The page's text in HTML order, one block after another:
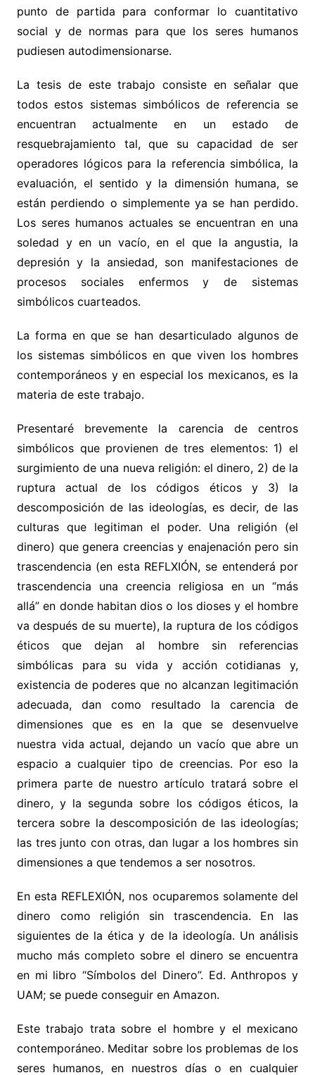
punto de partida para conformar lo cuantitativo
social y de normas para que los seres humanos
pudiesen autodimensionarse.
La tesis de este trabajo consiste en señalar que
todos estos sistemas simbólicos de referencia se
encuentran actualmente en un estado de
resquebrajamiento tal, que su capacidad de ser
operadores lógicos para la referencia simbólica, la
evaluación, el sentido y la dimensión humana, se
están perdiendo o simplemente ya se han perdido.
Los seres humanos actuales se encuentran en una
soledad y en un vacío, en el que la angustia, la
depresión y la ansiedad, son manifestaciones de
procesos sociales enfermos y de sistemas
simbólicos cuarteados.
La forma en que se han desarticulado algunos de
los sistemas simbólicos en que viven los hombres
contemporáneos y en especial los mexicanos, es la
materia de este trabajo.
Presentaré brevemente la carencia de centros
simbólicos que provienen de tres elementos: 1) el
surgimiento de una nueva religión: el dinero, 2) de la
ruptura actual de los códigos éticos y 3) la
descomposición de las ideologías, es decir, de las
culturas que legitiman el poder. Una religión (el
dinero) que genera creencias y enajenación pero sin
trascendencia (en esta REFLXIÓN, se entenderá por
trascendencia una creencia religiosa en un “más
allá” en donde habitan dios o los dioses y el hombre
va después de su muerte), la ruptura de los códigos
éticos que dejan al hombre sin referencias
simbólicas para su vida y acción cotidianas y,
existencia de poderes que no alcanzan legitimación
adecuada, dan como resultado la carencia de
dimensiones que es en la que se desenvuelve
nuestra vida actual, dejando un vacío que abre un
espacio a cualquier tipo de creencias. Por eso la
primera parte de nuestro artículo tratará sobre el
dinero, y la segunda sobre los códigos éticos, la
tercera sobre la descomposición de las ideologías;
las tres junto con otras, dan lugar a los hombres sin
dimensiones a que tendemos a ser nosotros.
En esta REFLEXIÓN, nos ocuparemos solamente del
dinero como religión sin trascendencia. En las
siguientes de la ética y de la ideología. Un análisis
mucho más completo sobre el dinero se encuentra
en mi libro “Símbolos del Dinero”. Ed. Anthropos y
UAM; se puede conseguir en Amazon.
Este trabajo trata sobre el hombre y el mexicano
contemporáneo. Meditar sobre los problemas de los
seres humanos, en nuestros días o en cualquier